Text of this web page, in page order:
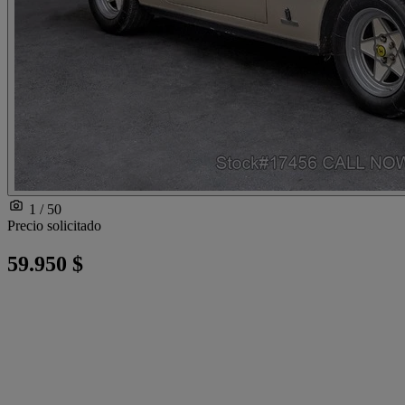
1 / 50
Precio solicitado
59.950 $